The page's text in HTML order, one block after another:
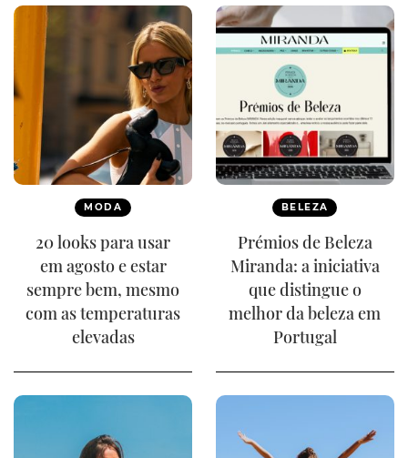
MODA
20 looks para usar
em agosto e estar
sempre bem, mesmo
com as temperaturas
elevadas
BELEZA
Prémios de Beleza
Miranda: a iniciativa
que distingue o
melhor da beleza em
Portugal